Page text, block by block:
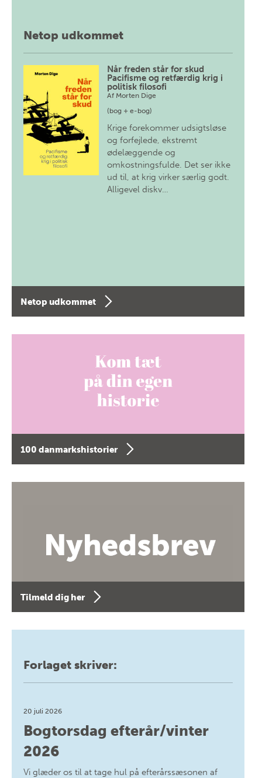
Netop udkommet
Når freden står for skud
Pacifisme og retfærdig krig i
politisk filosofi
Af Morten Dige
(bog + e-bog)
Krige forekommer udsigtsløse
og forfejlede, ekstremt
ødelæggende og
omkostningsfulde. Det ser ikke
ud til, at krig virker særlig godt.
Alligevel diskv…
Netop udkommet
100 danmarkshistorier
Tilmeld dig her
Forlaget skriver:
20 juli 2026
Bogtorsdag efterår/vinter
2026
Vi glæder os til at tage hul på efterårssæsonen af